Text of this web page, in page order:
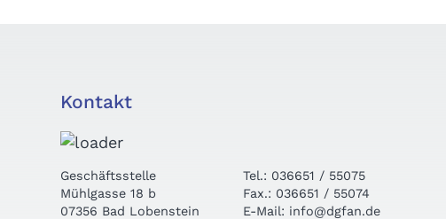
Kontakt
Geschäftsstelle
Mühlgasse 18 b
07356 Bad Lobenstein
Tel.: 036651 / 55075
Fax.: 036651 / 55074
E-Mail: info@dgfan.de